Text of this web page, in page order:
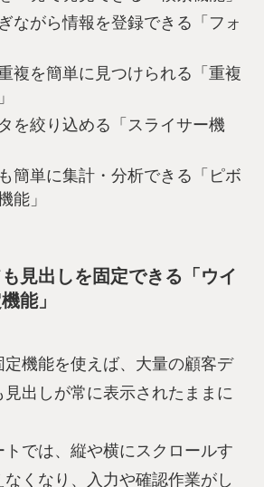
ながら情報を登録できる「フォ
複を簡単に見つけられる「重複
を絞り込める「スライサー機
簡単に集計・分析できる「ピボ
能」
見出しを固定できる「ウイ
能」
定機能を使えば、大量の顧客デ
出しが常に表示されたままに
では、縦や横にスクロールす
くなり、入力や確認作業がし